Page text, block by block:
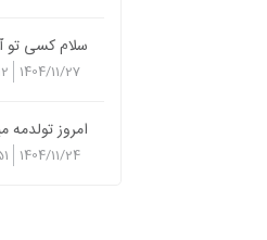
سلام کسی تو
1404/11/27
امروز
1404/11/24